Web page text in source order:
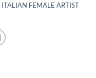
ITALIAN FEMALE ARTIST